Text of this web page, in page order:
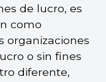
de lucro, es
como
organizaciones
o sin fines
diferente,